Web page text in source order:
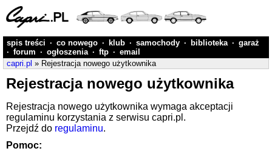
spis treści · co nowego · klub · samochody · biblioteka · garaż
· forum · ogłoszenia · ftp · email
capri.pl » Rejestracja nowego użytkownika
Rejestracja nowego użytkownika
Rejestracja nowego użytkownika wymaga akceptacji
regulaminu korzystania z serwisu capri.pl.
Przejdź do regulaminu.
Pomoc: